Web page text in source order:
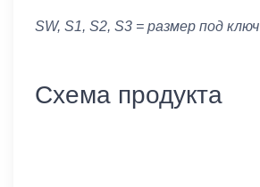
SW, S1, S2, S3 = размер под ключ
Схема продукта